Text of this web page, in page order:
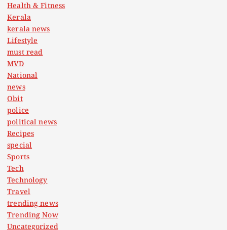
Health & Fitness
Kerala
kerala news
Lifestyle
must read
MVD
National
news
Obit
police
political news
Recipes
special
Sports
Tech
Technology
Travel
trending news
Trending Now
Uncategorized